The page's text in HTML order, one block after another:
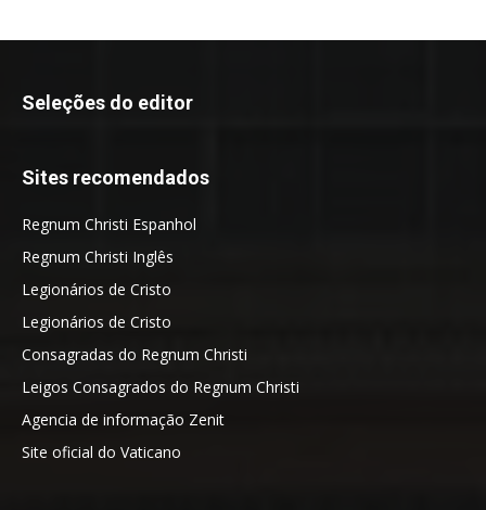
Seleções do editor
Sites recomendados
Regnum Christi Espanhol
Regnum Christi Inglês
Legionários de Cristo
Legionários de Cristo
Consagradas do Regnum Christi
Leigos Consagrados do Regnum Christi
Agencia de informação Zenit
Site oficial do Vaticano